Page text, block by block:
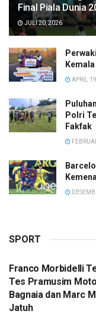
Final Piala Dunia
JULI 20, 2026
APRIL
Polri
Fakfak
SPORT
Franco Morbidelli
Tes Pramusim
Bagnaia dan Marc
Jatuh